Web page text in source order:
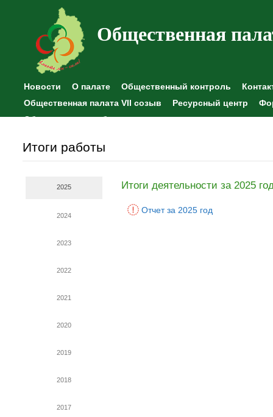
Общественная
Новости О палате Общественный контроль
Общественная палата VII созыв
Ресурсный центр
Общественные наблюдения
Итоги работы
2025
2024
2023
2022
2021
2020
2019
2018
2017
Итоги деятельности за 2025
Отчет за 2025 год